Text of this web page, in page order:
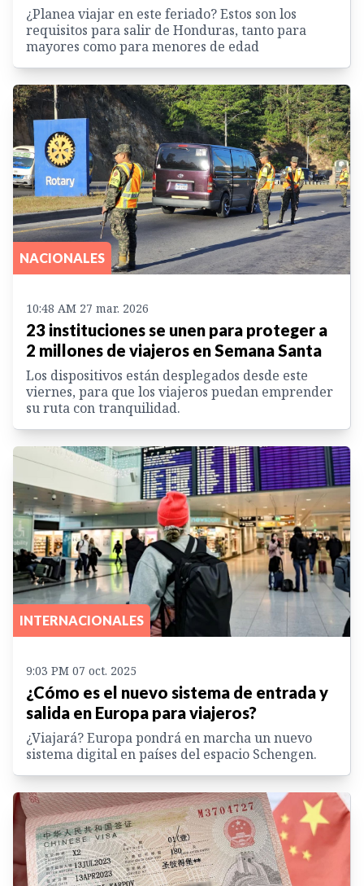
¿Planea viajar en este feriado? Estos son los
requisitos para salir de Honduras, tanto para
mayores como para menores de edad
NACIONALES
10:48 AM 27 mar. 2026
23 instituciones se unen para proteger a
2 millones de viajeros en Semana Santa
Los dispositivos están desplegados desde este
viernes, para que los viajeros puedan emprender
su ruta con tranquilidad.
INTERNACIONALES
9:03 PM 07 oct. 2025
¿Cómo es el nuevo sistema de entrada y
salida en Europa para viajeros?
¿Viajará? Europa pondrá en marcha un nuevo
sistema digital en países del espacio Schengen.